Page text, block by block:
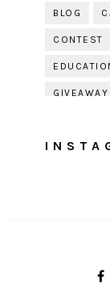
BLOG
CONTEST
GIVEAWAY
KISAH
PRODUCT